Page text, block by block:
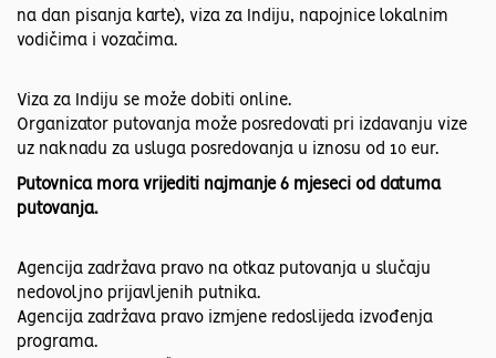
na dan pisanja karte), viza za Indiju, napojnice lokalnim
vodičima i vozačima.
Viza za Indiju se može dobiti online.
Organizator putovanja može posredovati pri izdavanju vize
uz naknadu za usluga posredovanja u iznosu od 10 eur.
Putovnica mora vrijediti najmanje 6 mjeseci od datuma
putovanja.
Agencija zadržava pravo na otkaz putovanja u slučaju
nedovoljno prijavljenih putnika.
Agencija zadržava pravo izmjene redoslijeda izvođenja
programa.